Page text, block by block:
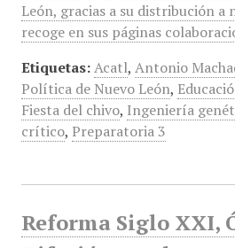
León, gracias a su distribución a
recoge en sus páginas
Etiquetas: Acatl, Antonio
Política de Nuevo León,
Fiesta del chivo, Ingeniería
crítico, Preparatoria 3
Reforma Siglo XXI,